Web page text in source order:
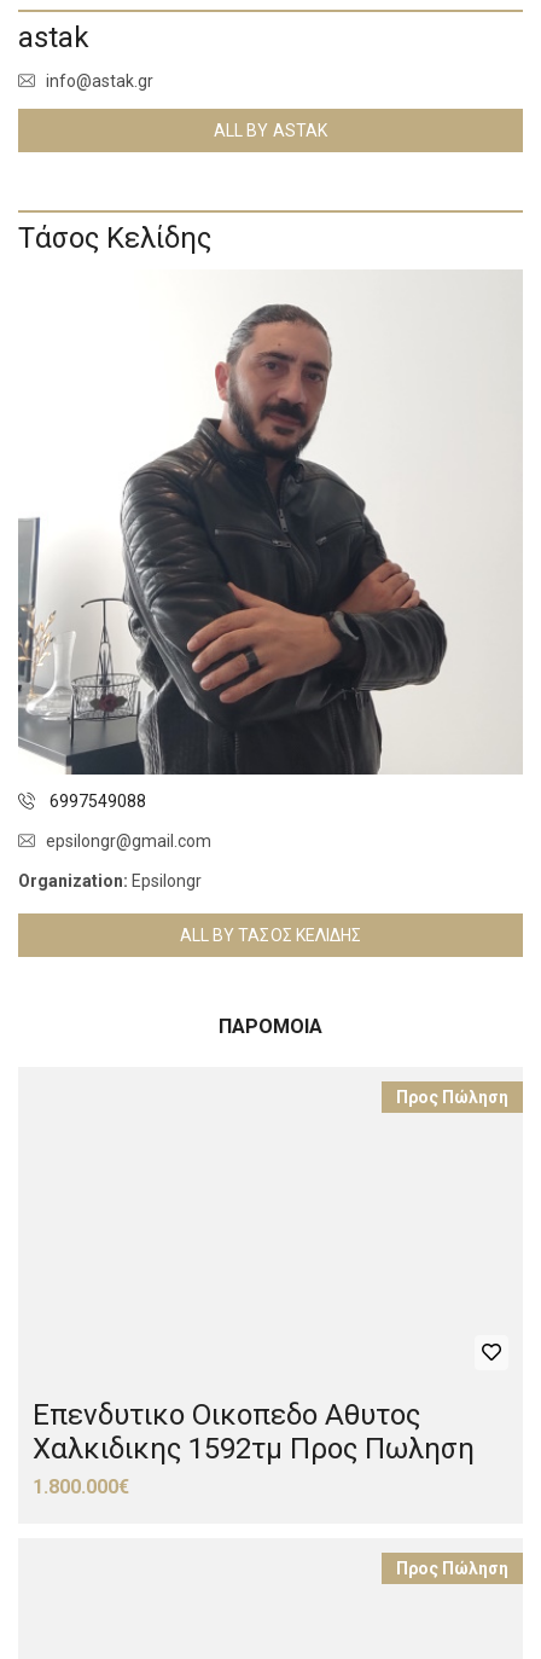
astak
info@astak.gr
ALL BY ASTAK
Τάσος Κελίδης
6997549088
epsilongr@gmail.com
Organization: Epsilongr
ALL BY ΤΆΣΟΣ ΚΕΛΊΔΗΣ
ΠΑΡΌΜΟΙΑ
Προς Πώληση
Επενδυτικο Οικοπεδο Αθυτος
Χαλκιδικης 1592τμ Προς Πωληση
1.800.000€
Προς Πώληση